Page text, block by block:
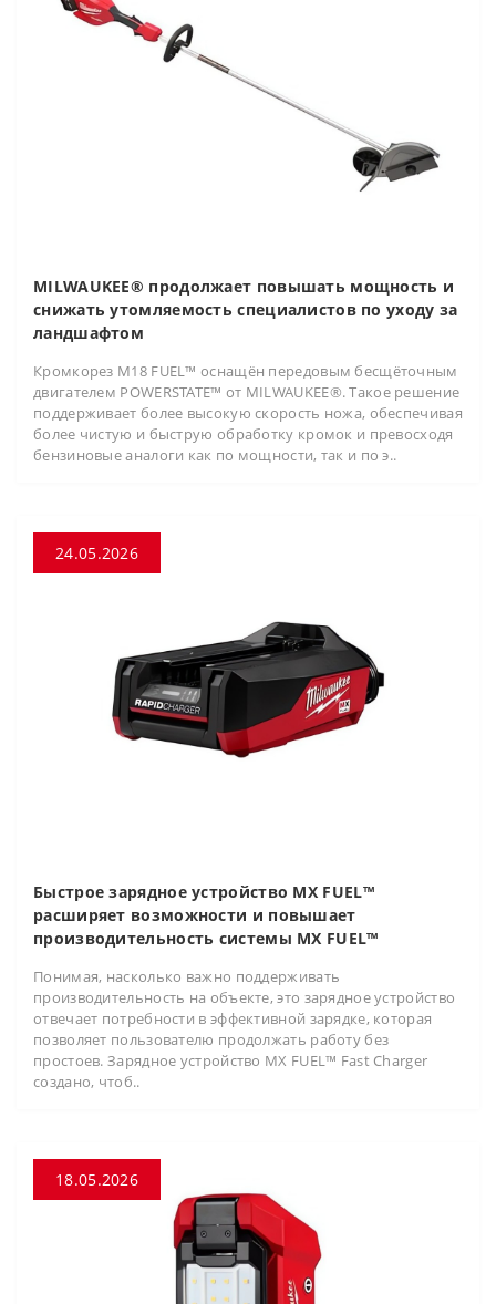
MILWAUKEE® продолжает повышать мощность и
снижать утомляемость специалистов по уходу за
ландшафтом
Кромкорез M18 FUEL™ оснащён передовым бесщёточным
двигателем POWERSTATE™ от MILWAUKEE®. Такое решение
поддерживает более высокую скорость ножа, обеспечивая
более чистую и быструю обработку кромок и превосходя
бензиновые аналоги как по мощности, так и по э..
24.05.2026
Быстрое зарядное устройство MX FUEL™
расширяет возможности и повышает
производительность системы MX FUEL™
Понимая, насколько важно поддерживать
производительность на объекте, это зарядное устройство
отвечает потребности в эффективной зарядке, которая
позволяет пользователю продолжать работу без
простоев. Зарядное устройство MX FUEL™ Fast Charger
создано, чтоб..
18.05.2026